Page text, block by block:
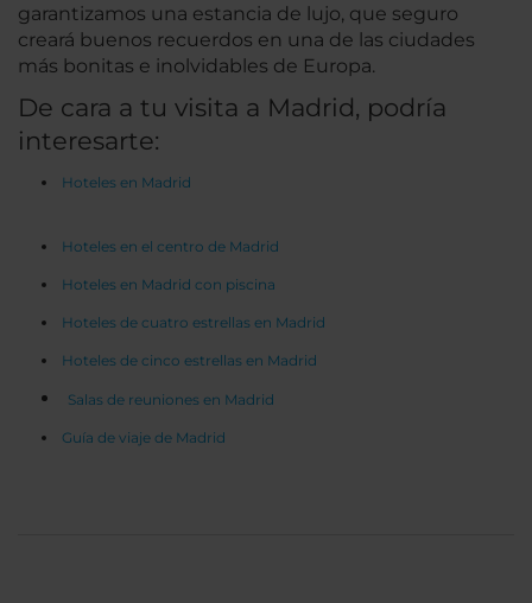
garantizamos una estancia de lujo, que seguro
creará buenos recuerdos en una de las ciudades
más bonitas e inolvidables de Europa.
De cara a tu visita a Madrid, podría
interesarte:
Hoteles en Madrid
Hoteles en el centro de Madrid
Hoteles en Madrid con piscina
Hoteles de cuatro estrellas en Madrid
Hoteles de cinco estrellas en Madrid
Salas de reuniones en Madrid
Guía de viaje de Madrid